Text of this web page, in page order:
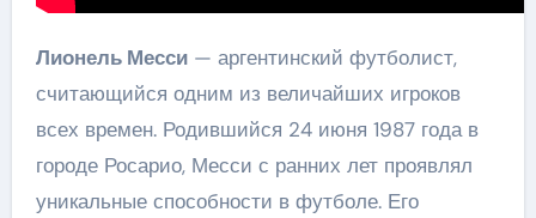
Лионель Месси— аргентинский футболист,
считающийся одним из величайших игроков
всех времен. Родившийся 24 июня 1987 года в
городе Росарио, Месси с ранних лет проявлял
уникальные способности в футболе. Его